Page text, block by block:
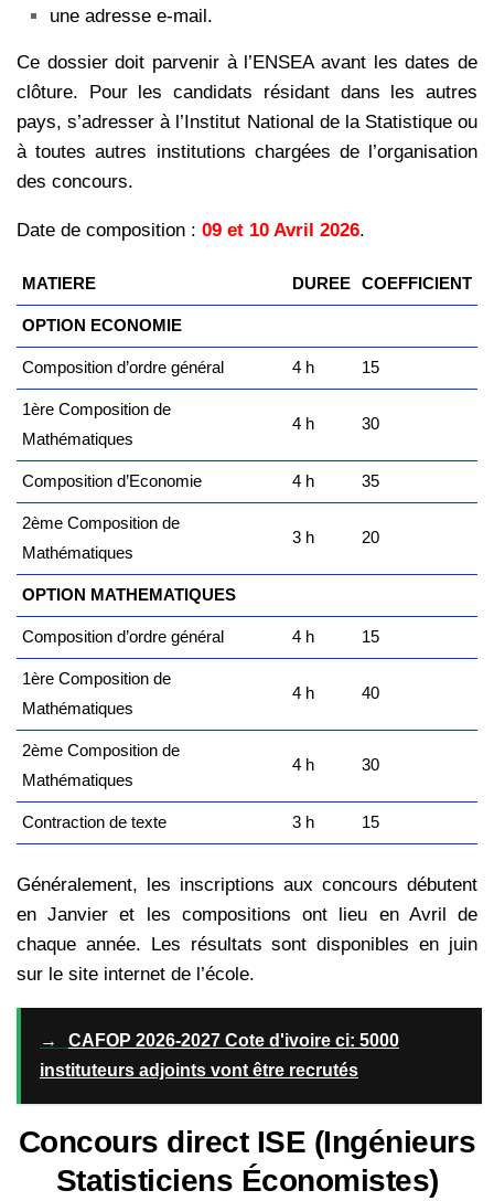
une adresse e-mail.
Ce dossier doit parvenir à l’ENSEA avant les dates de
clôture. Pour les candidats résidant dans les autres
pays, s’adresser à l’Institut National de la Statistique ou
à toutes autres institutions chargées de l’organisation
des concours.
Date de composition : 09 et 10 Avril 2026.
MATIERE DUREE COEFFICIENT
OPTION ECONOMIE
Composition d’ordre général 4 h 15
1ère Composition de
Mathématiques
4 h 30
Composition d’Economie 4 h 35
2ème Composition de
Mathématiques
3 h 20
OPTION MATHEMATIQUES
Composition d’ordre général 4 h 15
1ère Composition de
Mathématiques
4 h 40
2ème Composition de
Mathématiques
4 h 30
Contraction de texte 3 h 15
Généralement, les inscriptions aux concours débutent
en Janvier et les compositions ont lieu en Avril de
chaque année. Les résultats sont disponibles en juin
sur le site internet de l’école.
→
CAFOP 2026-2027 Cote d'ivoire ci: 5000
instituteurs adjoints vont être recrutés
Concours direct ISE (Ingénieurs
Statisticiens Économistes)